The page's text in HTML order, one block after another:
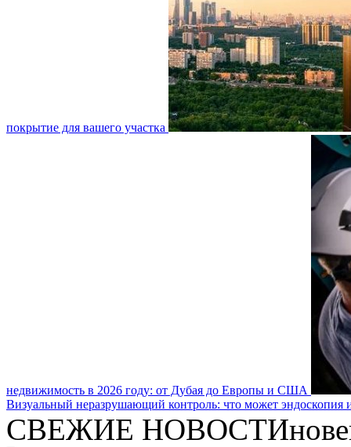
покрытие для вашего участка
недвижимость в 2026 году: от Дубая до Европы и США
Визуальный неразрушающий контроль: что может эндоскопия
СВЕЖИЕ НОВОСТИ